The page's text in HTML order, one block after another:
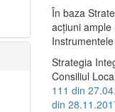
În baza
acţiuni ample
Strategia
Consiliul
111 din
din